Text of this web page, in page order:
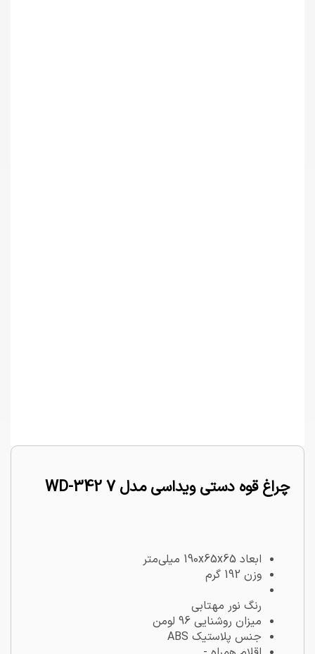
چراغ قوه دستی ویداسی مدل WD-342 7
ابعاد 190x65x65 میلی‌متر
وزن 192 گرم
رنگ نور مهتابی
میزان روشنایی 96 لومن
جنس پلاستیک ABS